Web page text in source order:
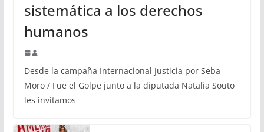
sistemática a los derechos
humanos
Desde la campaña Internacional Justicia por Seba
Moro / Fue el Golpe junto a la diputada Natalia Souto
les invitamos